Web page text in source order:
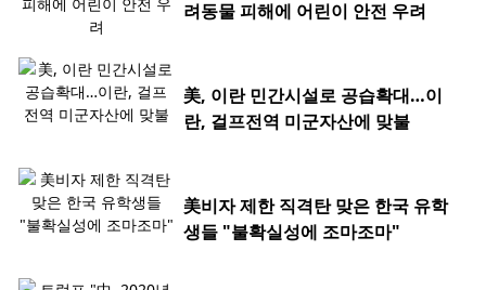
려동물 피해에 어린이 안전 우려
美, 이란 민간시설로 공습확대…이
란, 걸프전역 미군자산에 맞불
美비자 제한 직격탄 맞은 한국 유학
생들 "불확실성에 조마조마"